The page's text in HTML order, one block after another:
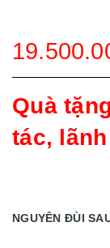
Quà
tác,
NGUYÊN ĐÙI